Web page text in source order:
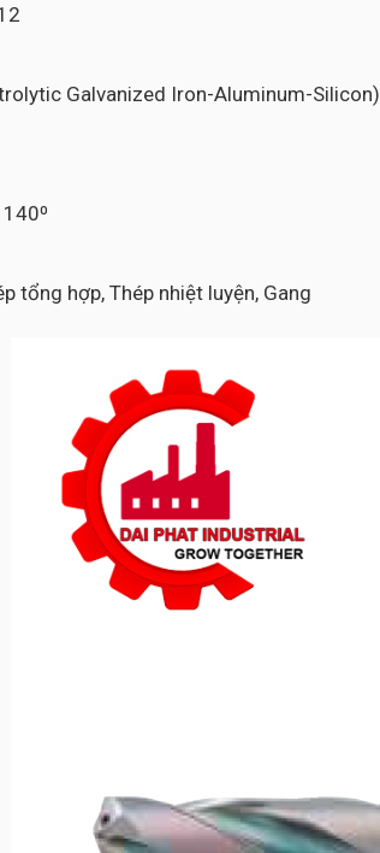
Galvanized Iron-Aluminum-Silicon)
tổng hợp, Thép nhiệt luyện, Gang